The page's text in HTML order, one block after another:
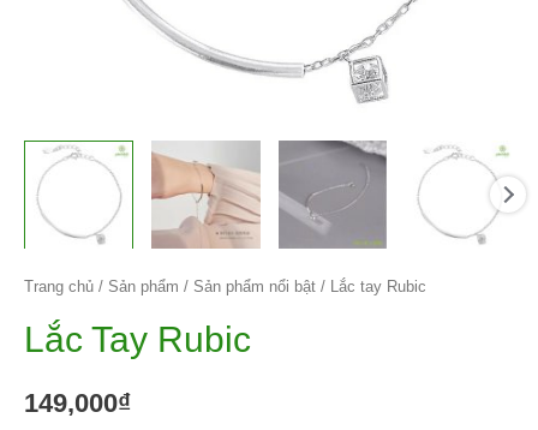
Trang chủ / Sản phẩm / Sản phẩm nổi bật / Lắc tay Rubic
Lắc Tay Rubic
149,000₫